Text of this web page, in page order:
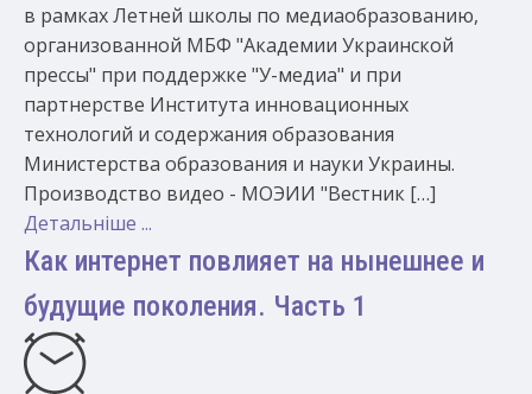
в рамках Летней школы по медиаобразованию,
организованной МБФ "Академии Украинской
прессы" при поддержке "У-медиа" и при
партнерстве Института инновационных
технологий и содержания образования
Министерства образования и науки Украины.
Производство видео - МОЭИИ "Вестник […]
Детальніше ...
Как интернет повлияет на нынешнее и
будущие поколения. Часть 1